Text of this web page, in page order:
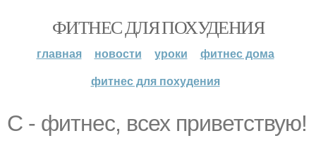
ФИТНЕС ДЛЯ ПОХУДЕНИЯ
главная новости уроки
фитнес дома
фитнес для похудения
С - фитнес, всех приветствую!